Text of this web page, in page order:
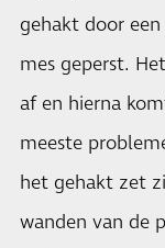
gehakt door
mes geperst.
af en hierna
meeste
het gehakt zet
wanden van de